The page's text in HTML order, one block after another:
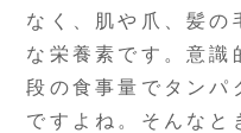
なく、肌や爪、髪の
な栄養素です。意識
段の食事量でタンパ
ですよね。そんなと